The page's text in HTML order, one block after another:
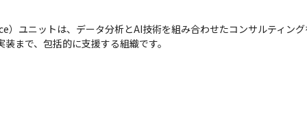
ユニットは、データ分析とAI技術を組み合わせたコンサルティング
まで、包括的に支援する組織です。